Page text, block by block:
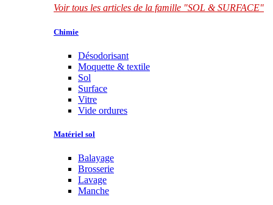
Voir tous les articles de la famille "SOL & SURFACE"
Chimie
Désodorisant
Moquette & textile
Sol
Surface
Vitre
Vide ordures
Matériel sol
Balayage
Brosserie
Lavage
Manche